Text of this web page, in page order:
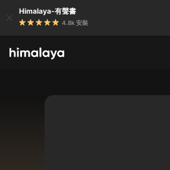
Himalaya-有聲書
4.8k 安裝